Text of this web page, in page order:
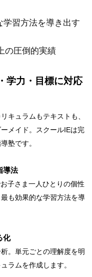
習方法を導き出す
の圧倒的実績
学力・目標に対応
キュラムもテキストも、
メイド。スクールIEは完
塾です。
導法
子さま一人ひとりの個性
も効果的な学習方法を導
化
。単元ごとの理解度を明
ラムを作成します。